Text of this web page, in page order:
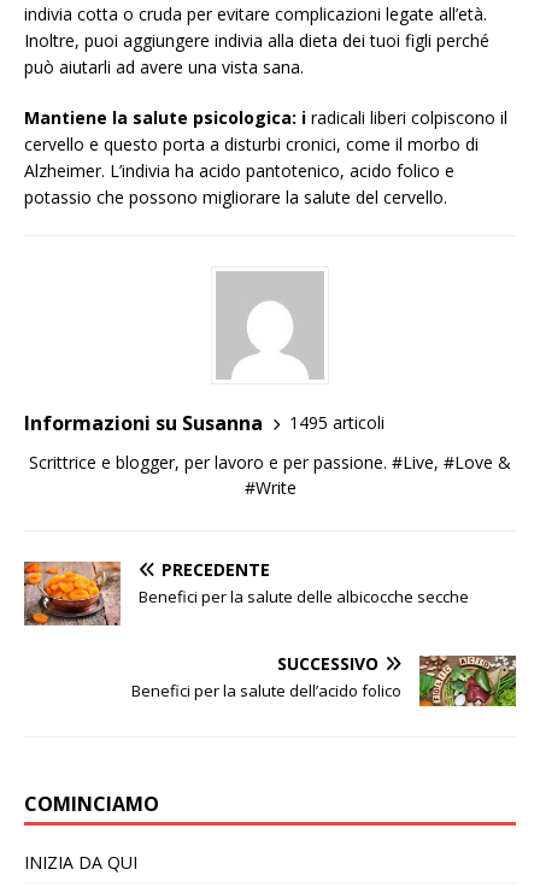
indivia cotta o cruda per evitare complicazioni legate all’età.
Inoltre, puoi aggiungere indivia alla dieta dei tuoi figli perché
può aiutarli ad avere una vista sana.
Mantiene la salute psicologica: i radicali liberi colpiscono il
cervello e questo porta a disturbi cronici, come il morbo di
Alzheimer. L’indivia ha acido pantotenico, acido folico e
potassio che possono migliorare la salute del cervello.
Informazioni su Susanna
1495 articoli
Scrittrice e blogger, per lavoro e per passione. #Live, #Love &
#Write
PRECEDENTE
Benefici per la salute delle albicocche secche
SUCCESSIVO
Benefici per la salute dell’acido folico
COMINCIAMO
INIZIA DA QUI